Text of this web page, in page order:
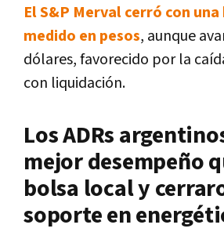
El S&P Merval cerró con
medido en pesos, aunque
dólares, favorecido por la
con liquidación.
Los ADRs
mejor desempeño
bolsa local y
soporte en